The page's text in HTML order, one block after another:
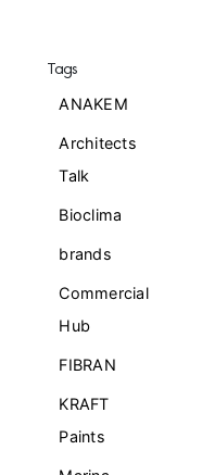
Tags
ANAKEM
Architects
Talk
Bioclima
brands
Commercial
Ηub
FIBRAN
KRAFT
Paints